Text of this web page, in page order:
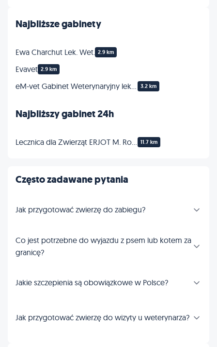
Najbliższe gabinety
Ewa Charchut Lek. Wet. 2.9 km
Evavet 2.9 km
3.2 km
Najbliższy gabinet 24h
11.7 km
Często zadawane pytania
Jak przygotować zwierzę do zabiegu?
Co jest potrzebne do wyjazdu z psem lub kotem za
granicę?
Jakie szczepienia są obowiązkowe w Polsce?
Jak przygotować zwierzę do wizyty u weterynarza?